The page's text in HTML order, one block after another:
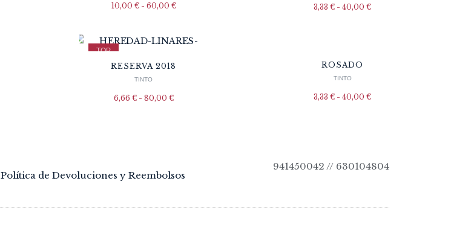
10,00 € - 60,00 € 3,33€ - 40,00€
TOP
RESERVA 2018
TINTO
6,66 € - 80,00 €
ROSADO
TINTO
3,33€ - 40,00€
Política de Devoluciones y Reembolsos
941450042 // 630104804